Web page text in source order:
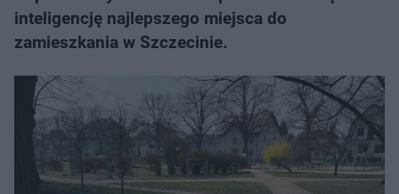
inteligencję najlepszego miejsca do
zamieszkania w Szczecinie.